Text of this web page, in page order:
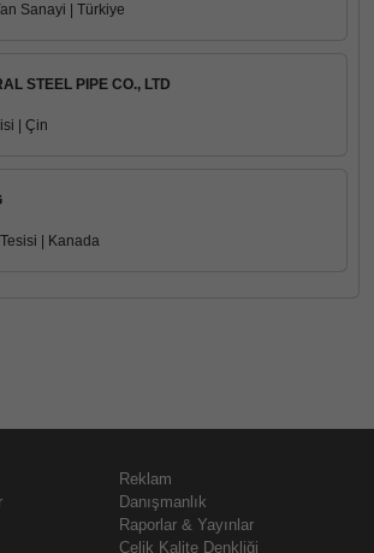
Sanayi | Türkiye
STEEL PIPE CO., LTD
| Çin
| Kanada
Reklam
Danışmanlık
Raporlar & Yayınlar
Çelik Kalite Denkliği